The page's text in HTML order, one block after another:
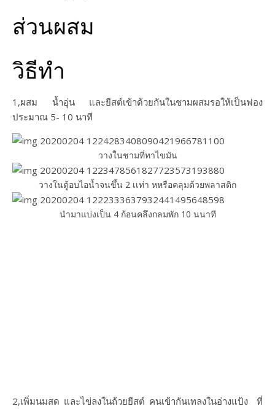
ส่วนผสม
วิธีทำ
1,ผสม น้ำอุ่น และยีสต์เข้าด้วยกันในชามผสมรอให้เป็นฟอง
ประมาณ 5- 10 นาที
วางในชามที่ทาไขมัน
วางในตู้อบไอน้ำจนขึ้น 2 เเท่า หหรือคลุมด้วยพลาสติก
นำมาแบ่งเป็น 4 ก้อนคลึงกลมพัก 10 นนาที
2,เพิ่มนมสด และไข่ลงในถ้วยยีสต์ คนเข้ากันเทลงในอ่างแป้ง ที่